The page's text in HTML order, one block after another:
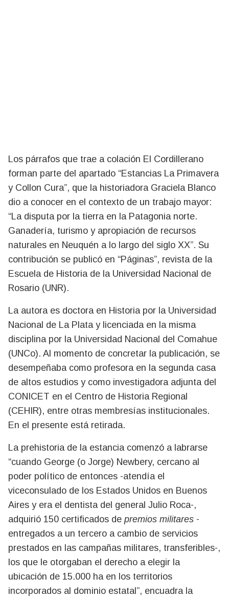
Los párrafos que trae a colación El Cordillerano
forman parte del apartado “Estancias La Primavera
y Collon Cura”, que la historiadora Graciela Blanco
dio a conocer en el contexto de un trabajo mayor:
“La disputa por la tierra en la Patagonia norte.
Ganadería, turismo y apropiación de recursos
naturales en Neuquén a lo largo del siglo XX”. Su
contribución se publicó en “Páginas”, revista de la
Escuela de Historia de la Universidad Nacional de
Rosario (UNR).
La autora es doctora en Historia por la Universidad
Nacional de La Plata y licenciada en la misma
disciplina por la Universidad Nacional del Comahue
(UNCo). Al momento de concretar la publicación, se
desempeñaba como profesora en la segunda casa
de altos estudios y como investigadora adjunta del
CONICET en el Centro de Historia Regional
(CEHIR), entre otras membresías institucionales.
En el presente está retirada.
La prehistoria de la estancia comenzó a labrarse
“cuando George (o Jorge) Newbery, cercano al
poder político de entonces -atendía el
viceconsulado de los Estados Unidos en Buenos
Aires y era el dentista del general Julio Roca-,
adquirió 150 certificados de premios militares -
entregados a un tercero a cambio de servicios
prestados en las campañas militares, transferibles-,
los que le otorgaban el derecho a elegir la
ubicación de 15.000 ha en los territorios
incorporados al dominio estatal”, encuadra la